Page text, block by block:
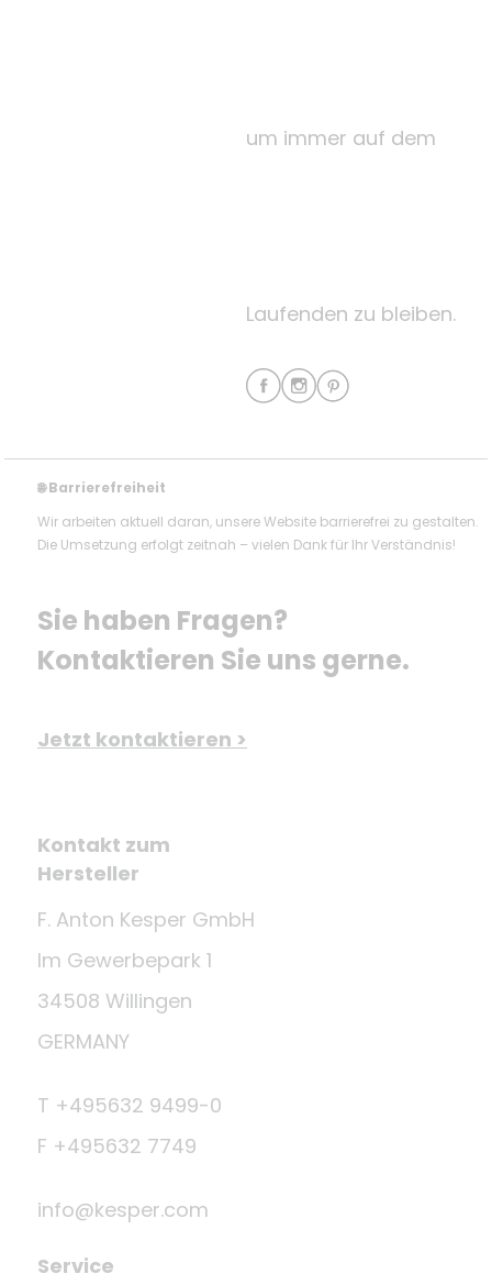
um immer auf dem
Laufenden zu bleiben.
🌐Barrierefreiheit
Wir arbeiten aktuell daran, unsere Website barrierefrei zu gestalten.
Die Umsetzung erfolgt zeitnah – vielen Dank für Ihr Verständnis!
Sie haben Fragen?
Kontaktieren Sie uns gerne.
Jetzt kontaktieren >
Kontakt zum
Hersteller
F. Anton Kesper GmbH
Im Gewerbepark 1
34508 Willingen
GERMANY
T +495632 9499-0
F +495632 7749
info@kesper.com
Service